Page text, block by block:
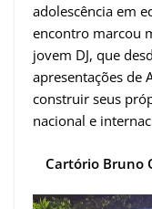
adolescência em
encontro marcou
jovem DJ, que
apresentações de
construir seus
nacional e
Cartório Bruno